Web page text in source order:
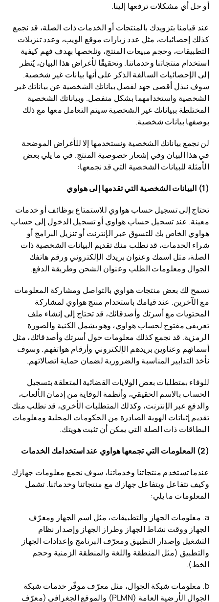
أو حل أي مشكلات ترفعها إلينا.
عند قيامنا بتزويدك بالمنتجات أو الخدمات ذات الصلة، قد نجمع
كذلك إحصائيات، مثل عدد زيارات موقع الويب، وعدد تنزيلات
التطبيقات، وحجم مبيعات المنتج، ونلخصها بهدف فهم كيفية
استخدام منتجاتنا وخدماتنا. وتحقيقًا لأغراض هذا البيان، يُنظر
إلى الإحصائيات السالفة الذكر على أنها بيانات غير شخصية.
سوف نبذل أقصى جهد لفصل بياناتك الشخصية عن بياناتك غير
الشخصية واستخدامهما بشكل منفصل. وبياناتك الشخصية
المختلطة ببياناتك غير الشخصية سيتم التعامل معها مع ذلك
بوصفها بيانات شخصية.
لن نجمع بياناتك الشخصية ونستخدمها إلا للأغراض الموضحة
في هذا البيان وفي إشعار خصوصية المنتج. في ما يلي بعض
الأمثلة للبيانات الشخصية التي قد نجمعها:
(1) البيانات الشخصية التي تقدمها إلى هواوي
تحتاج إلى تسجيل حساب هواوي للاستمتاع بوظائف أو خدمات
معينة. عند تسجيل حساب هواوي أو تسجيل الدخول إلى حساب
هواوي الخاص بك للتسوق عبر الإنترنت أو تنزيل البرامج أو
شراء الخدمات، قد نطلب منك تقديم البيانات الشخصية ذات
الصلة، مثل اسمك وعنوان بريدك الإلكتروني ورقم هاتفك
الجوال ومعلومات الطلب وعنوان الشحن وطريقة الدفع.
تسمح لك بعض منتجات هواوي بالتواصل ومشاركة المعلومات
مع الآخرين. عند قيامك باستخدام منتج هواوي لمشاركة
المحتويات مع أسرتك وأصدقائك، قد تحتاج إلى إنشاء ملف
تعريفي مفتوح لحساب هواوي، وهو يشمل الكنية والصورة
الرمزية. قد نجمع كذلك معلومات حول أسرتك وأصدقائك، مثل
أسمائهم وعناوين بريدهم الإلكتروني وأرقام هواتفهم. وسوف
نأخذ التدابير المناسبة والضرورية لضمان حماية اتصالاتهم.
للوفاء بمتطلبات بعض الولايات القضائية المتعلقة بتسجيل
الحساب بالاسم الحقيقي، وأنظمة الوقاية من إدمان الألعاب،
والدفع عبر الإنترنت، وكذلك المتطلبات الأخرى، قد نطلب منك
تقديم إثباتات الهوية الصادرة من الحكومات المحلية ومعلومات
البطاقات ذات الصلة التي يمكن أن تثبت هويتك.
(2) المعلومات التي تجمعها هواوي عند استخدامك الخدمات
عندما تستخدم منتجاتنا وخدماتنا، سوف نجمع معلومات جهازك
وكيف تتفاعل ويتفاعل جهازك مع منتجاتنا وخدماتنا. تشمل
المعلومات ما يلي:
a. معلومات الجهاز والتطبيقات، مثل اسم الجهاز ومعرّف
الجهاز ووقت نشاط الجهاز وطراز الجهاز وإصدار نظام
التشغيل وإصدار التطبيق ومعرّف البرنامج وإعدادات الجهاز
والتطبيق (مثل المنطقة واللغة والمنطقة الزمنية وحجم
الخط).
b. معلومات شبكة الجوال، مثل معرّف موفّر خدمات شبكة
الجوال الأرضية العامة (PLMN) والموقع الجغرافي (معرّف